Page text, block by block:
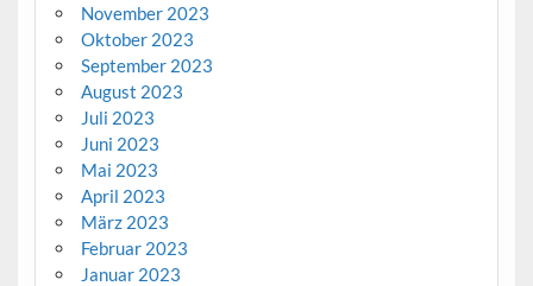
November 2023
Oktober 2023
September 2023
August 2023
Juli 2023
Juni 2023
Mai 2023
April 2023
März 2023
Februar 2023
Januar 2023